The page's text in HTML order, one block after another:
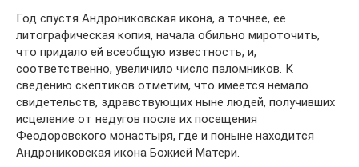
Год спустя Андрониковская икона, а точнее, её
литографическая копия, начала обильно мироточить,
что придало ей всеобщую известность, и,
соответственно, увеличило число паломников. К
сведению скептиков отметим, что имеется немало
свидетельств, здравствующих ныне людей, получивших
исцеление от недугов после их посещения
Феодоровского монастыря, где и поныне находится
Андрониковская икона Божией Матери.